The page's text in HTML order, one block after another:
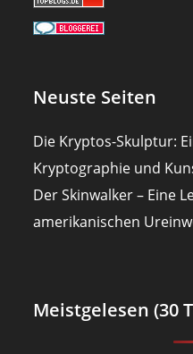
Neuste Seiten
Die Kryptos-Skulptur:
Kryptographie und
Der Skinwalker – Eine
amerikanischen
Meistgelesen (30